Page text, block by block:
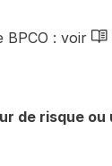
BPCO : voir
de risque ou